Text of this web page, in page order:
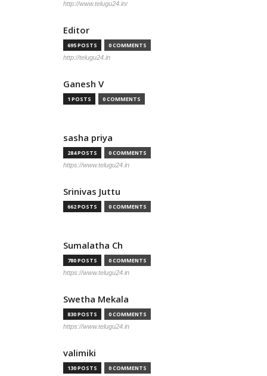
http://www.telugu24.in/
Editor
695 POSTS 0 COMMENTS
http://telugu24.in
Ganesh V
1 POSTS 0 COMMENTS
sasha priya
284 POSTS 0 COMMENTS
https://www.telugu24.in
Srinivas Juttu
662 POSTS 0 COMMENTS
Sumalatha Ch
780 POSTS 0 COMMENTS
https://www.telugu24.in
Swetha Mekala
830 POSTS 0 COMMENTS
https://www.telugu24.in
valimiki
130 POSTS 0 COMMENTS